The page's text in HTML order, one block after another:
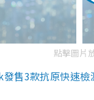
點擊圖片
售3款抗原快速